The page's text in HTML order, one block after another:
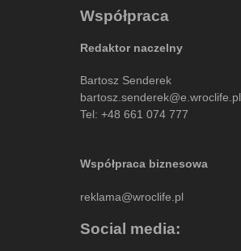
Współpraca
Redaktor naczelny
Bartosz Senderek
bartosz.senderek@e.wroclife.pl
Tel: +48 661 074 777
Współpraca biznesowa
reklama@wroclife.pl
Social media: